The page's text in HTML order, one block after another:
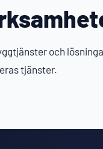
och
tjänster.